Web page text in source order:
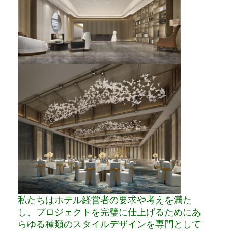
私たちはホテル経営者の要求や考えを満た
し、プロジェクトを完璧に仕上げるためにあ
らゆる種類のスタイルデザインを専門として